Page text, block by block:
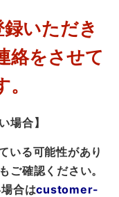
いただき
絡をさせて
場合】
いる可能性があり
ご確認ください。
合はcustomer-